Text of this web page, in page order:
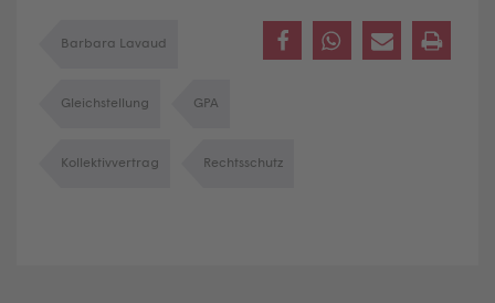
Barbara Lavaud
Gleichstellung GPA
Kollektivvertrag Rechtsschutz